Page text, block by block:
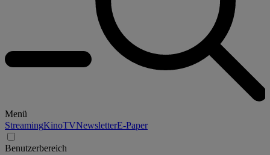
Menü
StreamingKinoTVNewsletterE-Paper
Benutzerbereich